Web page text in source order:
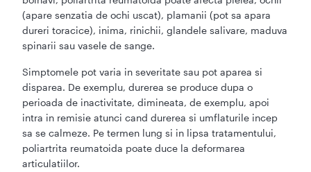
(apare senzatia de ochi uscat), plamanii (pot sa apara
dureri toracice), inima, rinichii, glandele salivare, maduva
spinarii sau vasele de sange.
Simptomele pot varia in severitate sau pot aparea si
disparea. De exemplu, durerea se produce dupa o
perioada de inactivitate, dimineata, de exemplu, apoi
intra in remisie atunci cand durerea si umflaturile incep
sa se calmeze. Pe termen lung si in lipsa tratamentului,
poliartrita reumatoida poate duce la deformarea
articulatiilor.